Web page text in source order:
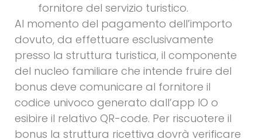
fornitore del servizio turistico.
Al momento del pagamento dell’importo
dovuto, da effettuare esclusivamente
presso la struttura turistica, il componente
del nucleo familiare che intende fruire del
bonus deve comunicare al fornitore il
codice univoco generato dall’app IO o
esibire il relativo QR-code. Per riscuotere il
bonus la struttura ricettiva dovrà verificare